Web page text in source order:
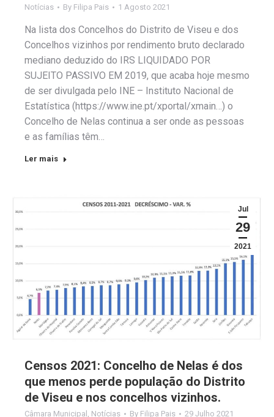
Notícias By Filipa Pais 1 Agosto 2021
Na lista dos Concelhos do Distrito de Viseu e dos
Concelhos vizinhos por rendimento bruto declarado
mediano deduzido do IRS LIQUIDADO POR
SUJEITO PASSIVO EM 2019, que acaba hoje mesmo
de ser divulgada pelo INE – Instituto Nacional de
Estatística (https://www.ine.pt/xportal/xmain…) o
Concelho de Nelas continua a ser onde as pessoas
e as famílias têm…
Ler mais
Jul
29
2021
Censos 2021: Concelho de Nelas é dos
que menos perde população do Distrito
de Viseu e nos concelhos vizinhos.
Câmara Municipal , Notícias By Filipa Pais 29 Julho 2021